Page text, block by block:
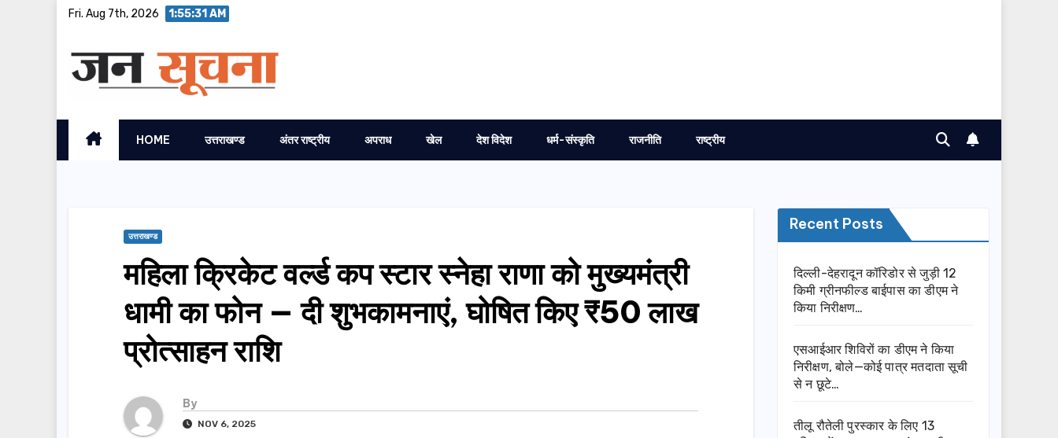
Fri. Aug 7th, 2026 1:55:32 AM
HOME उत्तराखण्ड अंतर राष्ट्रीय अपराध खेल देश विदेश धर्म-संस्कृति राजनीति राष्ट्रीय
उत्तराखण्ड
महिला क्रिकेट वर्ल्ड कप स्टार स्नेहा राणा को मुख्यमंत्री
धामी का फोन — दी शुभकामनाएं, घोषित किए ₹50 लाख
प्रोत्साहन राशि
By
NOV 6, 2025
Recent Posts
दिल्ली-देहरादून कॉरिडोर से जुड़ी 12
किमी ग्रीनफील्ड बाईपास का डीएम ने
किया निरीक्षण…
एसआईआर शिविरों का डीएम ने किया
निरीक्षण, बोले—कोई पात्र मतदाता सूची
से न छूटे…
तीलू रौतेली पुरस्कार के लिए 13